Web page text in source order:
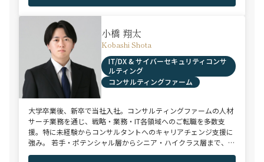
小橋 翔太
Kobashi Shota
IT/DX & サイバーセキュリティコンサ
ルティング
コンサルティングファーム
大学卒業後、新卒で当社入社。コンサルティングファームの人材
サーチ業務を通じ、戦略・業務・IT各領域へのご転職を多数支
援。特に未経験からコンサルタントへのキャリアチェンジ支援に
強み。 若手・ポテンシャル層からシニア・ハイクラス層まで、候
補者様のご志向と市場動向を踏まえ最適なキャリアをご提案させ